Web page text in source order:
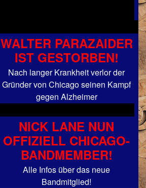
WALTER PARAZAIDER
IST GESTORBEN!
Nach langer Krankheit verlor der
Gründer von Chicago seinen Kampf
gegen Alzheimer
NICK LANE NUN
OFFIZIELL CHICAGO-
BANDMEMBER!
Alle Infos über das neue
Bandmitglied!